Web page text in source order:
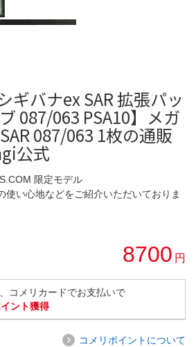
ギバナex SAR 拡張パッ
087/063 PSA10】メガ
087/063 1枚の通販
公式
限定モデル
使い心地などをご紹介いただいておりま
8700 円
コメリカードでお支払いで
ント獲得
コメリポイントについて